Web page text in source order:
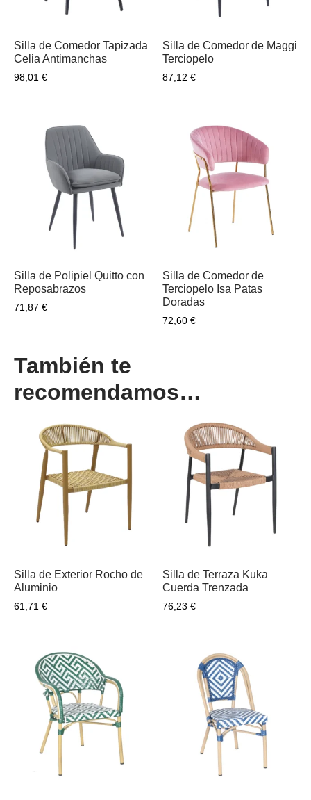
Silla de Comedor Tapizada
Celia Antimanchas
98,01 €
Silla de Comedor de Maggi
Terciopelo
87,12 €
Silla de Polipiel Quitto con
Reposabrazos
71,87 €
Silla de Comedor de
Terciopelo Isa Patas
Doradas
72,60 €
También te
recomendamos…
Silla de Exterior Rocho de
Aluminio
61,71 €
Silla de Terraza Kuka
Cuerda Trenzada
76,23 €